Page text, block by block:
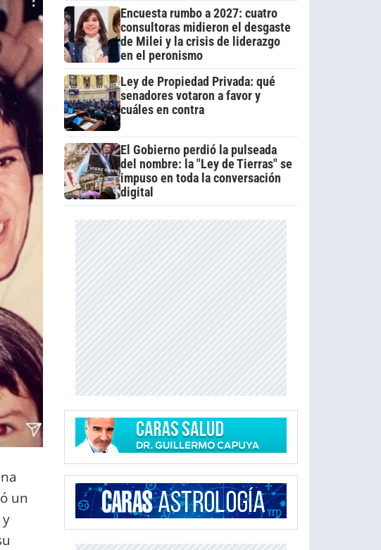
un
Encuesta rumbo a 2027: cuatro
consultoras midieron el desgaste
de Milei y la crisis de liderazgo
en el peronismo
Ley de Propiedad Privada: qué
senadores votaron a favor y
cuáles en contra
El Gobierno perdió la pulseada
del nombre: la "Ley de Tierras" se
impuso en toda la conversación
digital